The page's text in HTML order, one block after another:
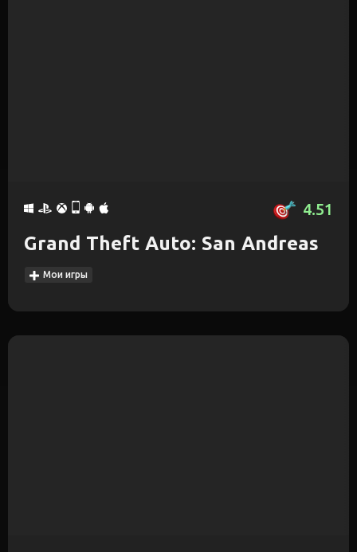
4.51
Grand Theft Auto: San Andreas
Мои игры